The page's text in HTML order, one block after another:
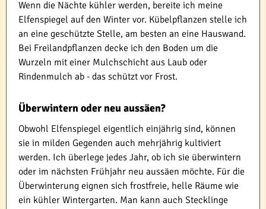
Wenn die Nächte kühler werden, bereite ich meine
Elfenspiegel auf den Winter vor. Kübelpflanzen stelle ich
an eine geschützte Stelle, am besten an eine Hauswand.
Bei Freilandpflanzen decke ich den Boden um die
Wurzeln mit einer Mulchschicht aus Laub oder
Rindenmulch ab - das schützt vor Frost.
Überwintern oder neu aussäen?
Obwohl Elfenspiegel eigentlich einjährig sind, können
sie in milden Gegenden auch mehrjährig kultiviert
werden. Ich überlege jedes Jahr, ob ich sie überwintern
oder im nächsten Frühjahr neu aussäen möchte. Für die
Überwinterung eignen sich frostfreie, helle Räume wie
ein kühler Wintergarten. Man kann auch Stecklinge